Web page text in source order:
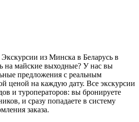
Экскурсии из Минска в Беларусь в
на майские выходные? У нас вы
предложения с реальным
ценой на каждую дату. Все экскурсии
и туроператоров: вы бронируете
и сразу попадаете в систему
заказа.